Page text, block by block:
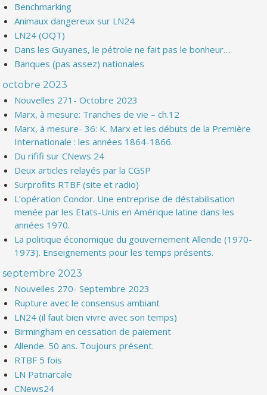
Benchmarking
Animaux dangereux sur LN24
LN24 (OQT)
Dans les Guyanes, le pétrole ne fait pas le bonheur…
Banques (pas assez) nationales
octobre 2023
Nouvelles 271- Octobre 2023
Marx, à mesure: Tranches de vie – ch.12
Marx, à mesure- 36: K. Marx et les débuts de la Première
Internationale : les années 1864-1866.
Du rififi sur CNews 24
Deux articles relayés par la CGSP
Surprofits RTBF (site et radio)
L’opération Condor. Une entreprise de déstabilisation
menée par les Etats-Unis en Amérique latine dans les
années 1970.
La politique économique du gouvernement Allende (1970-
1973). Enseignements pour les temps présents.
septembre 2023
Nouvelles 270- Septembre 2023
Rupture avec le consensus ambiant
LN24 (il faut bien vivre avec son temps)
Birmingham en cessation de paiement
Allende. 50 ans. Toujours présent.
RTBF 5 fois
LN Patriarcale
CNews24